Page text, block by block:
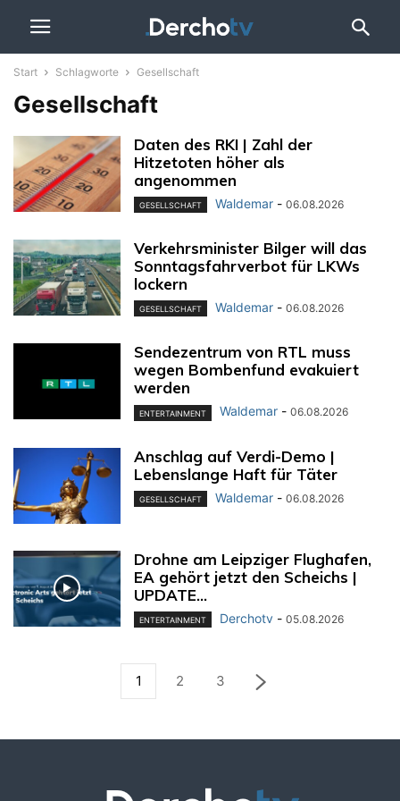
Start Schlagworte Gesellschaft
Gesellschaft
Daten des RKI | Zahl der
Hitzetoten höher als
angenommen
GESELLSCHAFT Waldemar - 06.08.2026
Verkehrsminister Bilger will das
Sonntagsfahrverbot für LKWs
lockern
GESELLSCHAFT Waldemar - 06.08.2026
Sendezentrum von RTL muss
wegen Bombenfund evakuiert
werden
ENTERTAINMENT Waldemar - 06.08.2026
Anschlag auf Verdi-Demo |
Lebenslange Haft für Täter
GESELLSCHAFT Waldemar - 06.08.2026
Drohne am Leipziger Flughafen,
EA gehört jetzt den Scheichs |
UPDATE...
ENTERTAINMENT Derchotv - 05.08.2026
1 2 3